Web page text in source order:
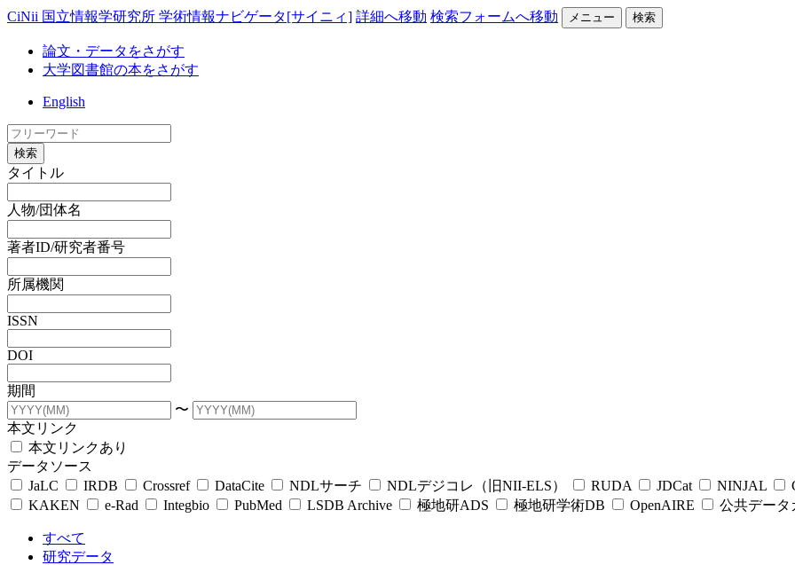
CiNii 国立情報学研究所 学術情報ナビゲータ[サイニィ] 詳細へ移動 検索フォームへ移動 メニュー 検索
論文・データをさがす
大学図書館の本をさがす
English
検索
タイトル
人物/団体名
著者ID/研究者番号
所属機関
ISSN
DOI
期間
〜
本文リンク
本文リンクあり
データソース
JaLC
IRDB Crossref DataCite NDLサーチ NDLデジコレ（旧NII-ELS） RUDA JDCat NINJAL
KAKEN
e-Rad Integbio PubMed LSDB Archive 極地研ADS 極地研学術DB OpenAIRE 公共データ
すべて
研究データ